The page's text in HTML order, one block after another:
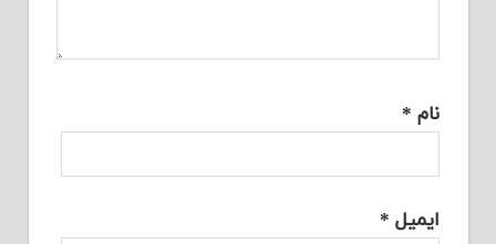
نام *
ایمیل *